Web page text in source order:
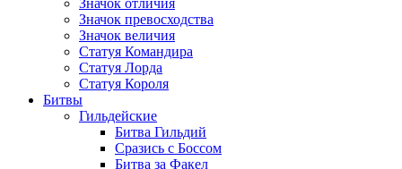
Значок отличия
Значок превосходства
Значок величия
Статуя Командира
Статуя Лорда
Статуя Короля
Битвы
Гильдейские
Битва Гильдий
Сразись с Боссом
Битва за Факел